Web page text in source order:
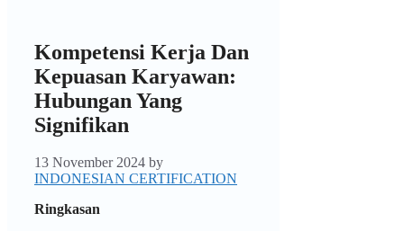
Kompetensi Kerja Dan
Kepuasan Karyawan:
Hubungan Yang
Signifikan
13 November 2024 by
INDONESIAN CERTIFICATION
Ringkasan